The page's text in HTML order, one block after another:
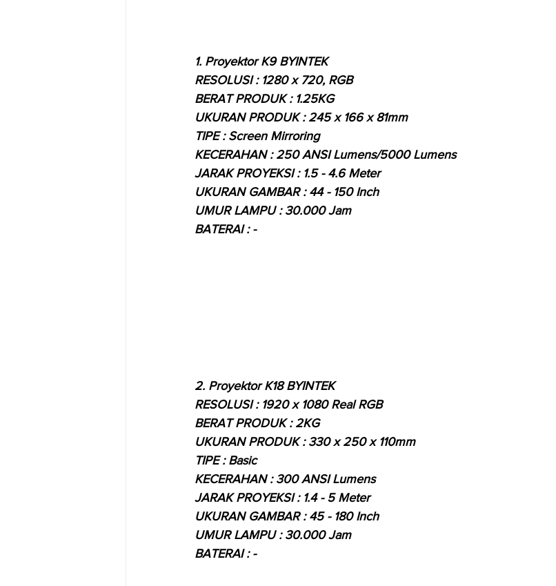
1. Proyektor K9 BYINTEK
RESOLUSI : 1280 x 720, RGB
BERAT PRODUK : 1.25KG
UKURAN PRODUK : 245 x 166 x 81mm
TIPE : Screen Mirroring
KECERAHAN : 250 ANSI Lumens/5000 Lumens
JARAK PROYEKSI : 1.5 - 4.6 Meter
UKURAN GAMBAR : 44 - 150 Inch
UMUR LAMPU : 30.000 Jam
BATERAI : -
2. Proyektor K18 BYINTEK
RESOLUSI : 1920 x 1080 Real RGB
BERAT PRODUK : 2KG
UKURAN PRODUK : 330 x 250 x 110mm
TIPE : Basic
KECERAHAN : 300 ANSI Lumens
JARAK PROYEKSI : 1.4 - 5 Meter
UKURAN GAMBAR : 45 - 180 Inch
UMUR LAMPU : 30.000 Jam
BATERAI : -